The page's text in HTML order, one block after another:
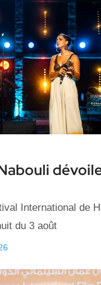
International de
du 3 août